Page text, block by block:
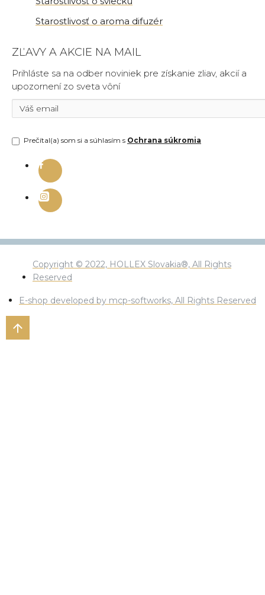
Starostlivosť o aroma difuzér
ZĽAVY A AKCIE NA MAIL
Prihláste sa na odber noviniek pre získanie zliav, akcií a
upozornení zo sveta vôní
Prečítal(a) som si a súhlasím s Ochrana súkromia
Copyright © 2022, HOLLEX Slovakia®, All Rights
Reserved
E-shop developed by mcp-softworks, All Rights Reserved